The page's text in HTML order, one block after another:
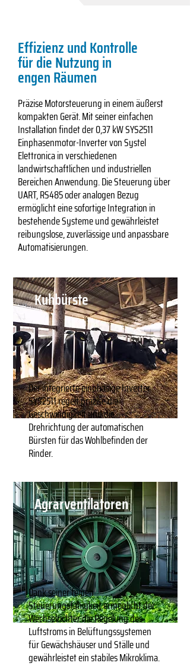
Kuhbürste
Der integrierte einphasige Inverter
SYS2511 regelt präzise die
Geschwindigkeit und die
Drehrichtung der automatischen
Bürsten für das Wohlbefinden der
Rinder.
Agrarventilatoren
Dank seiner feinen
Steuerungsfähigkeit ermöglicht der
Wechselrichter die Regelung des
Luftstroms in Belüftungssystemen
für Gewächshäuser und Ställe und
gewährleistet ein stabiles Mikroklima.
Effizienz und Kontrolle
für die Nutzung in
engen Räumen
Präzise Motorsteuerung in einem äußerst
kompakten Gerät. Mit seiner einfachen
Installation findet der 0,37 kW SYS2511
Einphasenmotor-Inverter von Systel
Elettronica in verschiedenen
landwirtschaftlichen und industriellen
Bereichen Anwendung. Die Steuerung über
UART, RS485 oder analogen Bezug
ermöglicht eine sofortige Integration in
bestehende Systeme und gewährleistet
reibungslose, zuverlässige und anpassbare
Automatisierungen.